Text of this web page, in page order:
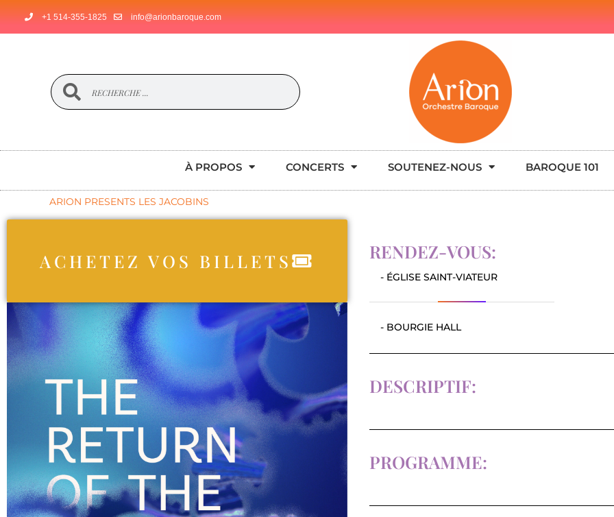
+1 514-355-1825 info@arionbaroque.com
À PROPOS CONCERTS SOUTENEZ-NOUS BAROQUE 101
ARION PRESENTS LES JACOBINS
ACHETEZ VOS BILLETS RENDEZ-VOUS:
- ÉGLISE SAINT-VIATEUR
- BOURGIE HALL
DESCRIPTIF:
PROGRAMME: